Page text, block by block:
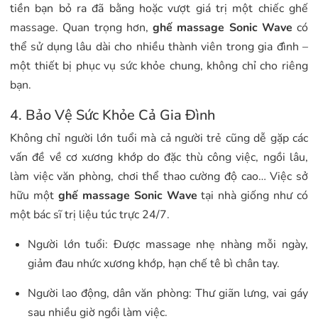
tiền bạn bỏ ra đã bằng hoặc vượt giá trị một chiếc ghế
massage. Quan trọng hơn, ghế massage Sonic Wave có
thể sử dụng lâu dài cho nhiều thành viên trong gia đình –
một thiết bị phục vụ sức khỏe chung, không chỉ cho riêng
bạn.
4. Bảo Vệ Sức Khỏe Cả Gia Đình
Không chỉ người lớn tuổi mà cả người trẻ cũng dễ gặp các
vấn đề về cơ xương khớp do đặc thù công việc, ngồi lâu,
làm việc văn phòng, chơi thể thao cường độ cao… Việc sở
hữu một ghế massage Sonic Wave tại nhà giống như có
một bác sĩ trị liệu túc trực 24/7.
Người lớn tuổi: Được massage nhẹ nhàng mỗi ngày,
giảm đau nhức xương khớp, hạn chế tê bì chân tay.
Người lao động, dân văn phòng: Thư giãn lưng, vai gáy
sau nhiều giờ ngồi làm việc.